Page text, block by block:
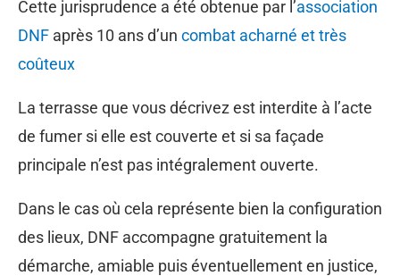
Cette jurisprudence a été obtenue par l’association
DNF après 10 ans d’un combat acharné et très
coûteux
La terrasse que vous décrivez est interdite à l’acte
de fumer si elle est couverte et si sa façade
principale n’est pas intégralement ouverte.
Dans le cas où cela représente bien la configuration
des lieux, DNF accompagne gratuitement la
démarche, amiable puis éventuellement en justice,